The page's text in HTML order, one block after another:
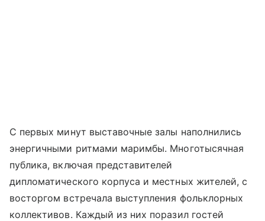
С первых минут выставочные залы наполнились
энергичными ритмами маримбы. Многотысячная
публика, включая представителей
дипломатического корпуса и местных жителей, с
восторгом встречала выступления фольклорных
коллективов. Каждый из них поразил гостей